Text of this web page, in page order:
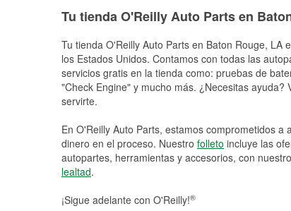
Tu tienda O'Reilly Auto Parts en
Tu tienda O'Reilly Auto Parts en Baton Rouge, LA
los Estados Unidos. Contamos con todas las
servicios gratis en la tienda como: pruebas de
"Check Engine" y mucho más. ¿Necesitas
servirte.
En O'Reilly Auto Parts, estamos comprometidos
dinero en el proceso. Nuestro folleto incluye las
autopartes, herramientas y accesorios, con
lealtad.
¡Sigue adelante con O'Reilly!®